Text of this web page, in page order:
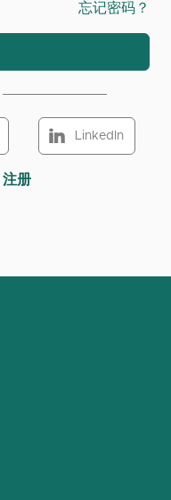
忘记密码？
LinkedIn
注册